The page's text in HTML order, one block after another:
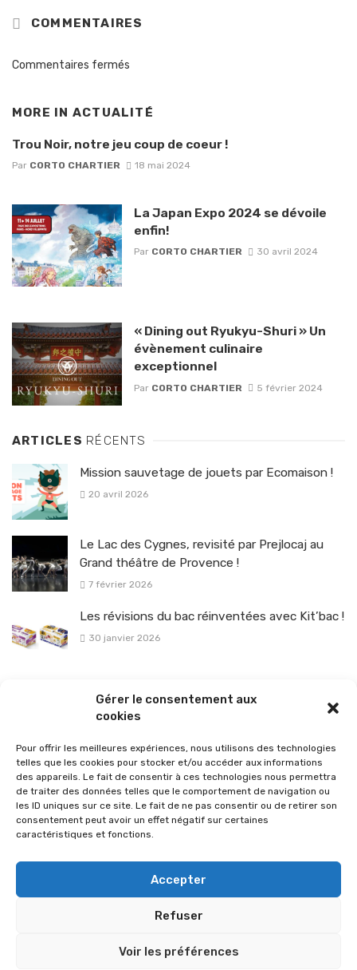
Gérer le consentement aux
cookies
Pour offrir les meilleures expériences, nous utilisons des technologies
telles que les cookies pour stocker et/ou accéder aux informations
des appareils. Le fait de consentir à ces technologies nous permettra
de traiter des données telles que le comportement de navigation ou
les ID uniques sur ce site. Le fait de ne pas consentir ou de retirer son
consentement peut avoir un effet négatif sur certaines
caractéristiques et fonctions.
Accepter
Refuser
Voir les préférences
COMMENTAIRES
Commentaires fermés
MORE IN ACTUALITÉ
Trou Noir, notre jeu coup de coeur !
Par CORTO CHARTIER 18 mai 2024
La Japan Expo 2024 se dévoile
enfin!
Par CORTO CHARTIER 30 avril 2024
« Dining out Ryukyu-Shuri » Un
évènement culinaire
exceptionnel
Par CORTO CHARTIER 5 février 2024
ARTICLES RÉCENTS
Mission sauvetage de jouets par Ecomaison !
20 avril 2026
Le Lac des Cygnes, revisité par Prejlocaj au
Grand théâtre de Provence !
7 février 2026
Les révisions du bac réinventées avec Kit’bac !
30 janvier 2026